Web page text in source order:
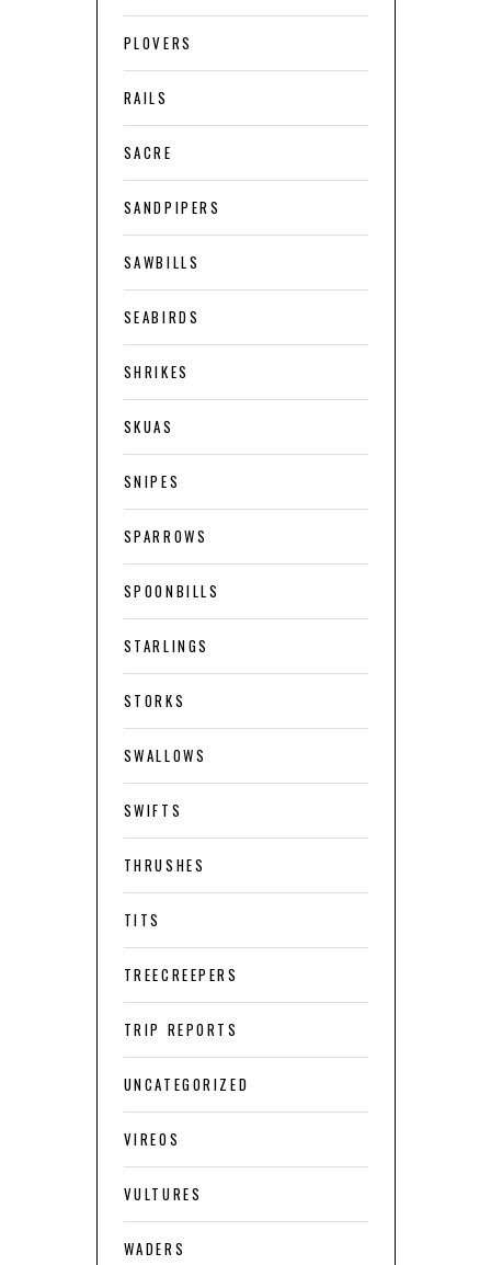
PLOVERS
RAILS
SACRE
SANDPIPERS
SAWBILLS
SEABIRDS
SHRIKES
SKUAS
SNIPES
SPARROWS
SPOONBILLS
STARLINGS
STORKS
SWALLOWS
SWIFTS
THRUSHES
TITS
TREECREEPERS
TRIP REPORTS
UNCATEGORIZED
VIREOS
VULTURES
WADERS